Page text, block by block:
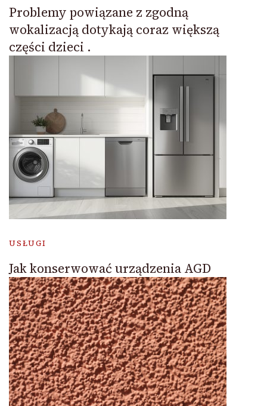
Problemy powiązane z zgodną
wokalizacją dotykają coraz większą
części dzieci .
USŁUGI
Jak konserwować urządzenia AGD